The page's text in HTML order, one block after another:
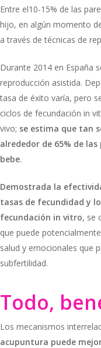
Entre el10-15% de las
hijo, en algún momento
a través de técnicas de
Durante 2014 en España
reproducción asistida.
tasa de éxito varía, pero
ciclos de fecundación in
vivo; se estima que tan
alrededor de 65% de
bebe.
Demostrada la
tasas de fecundidad y
fecundación in vitro, se
que puede
salud y emocionales que
subfertilidad.
Todo,
Los mecanismos
acupuntura puede